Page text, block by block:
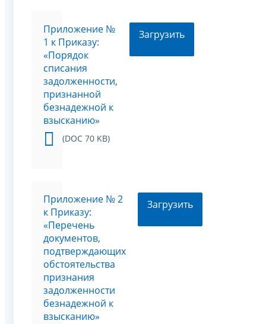
Приложение №
1 к Приказу:
«Порядок
списания
задолженности,
признанной
безнадежной к
взысканию»
(DOC 70 KB)
Загрузить
Приложение № 2
к Приказу:
«Перечень
документов,
подтверждающих
обстоятельства
признания
задолженности
безнадежной к
взысканию»
Загрузить